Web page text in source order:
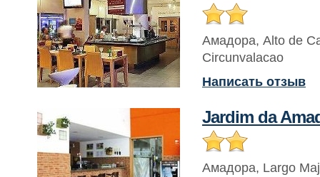
Амадора, Alto de
Circunvalacao
Написать отзыв
Jardim da
Амадора, Largo